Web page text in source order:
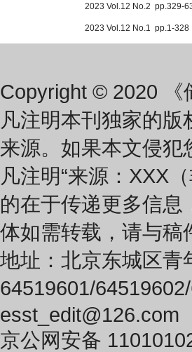
2023 Vol.12 No.2 pp.329-
2023 Vol.12 No.1 pp.1-
Copyright © 2020 《
凡注明本刊独家的
来源。如果本文侵犯
凡注明“来源：XXX
的在于传递更多信
体如需转载，请与稿
地址：北京东城区
64519601/
esst_edit@126.com
京公网安备